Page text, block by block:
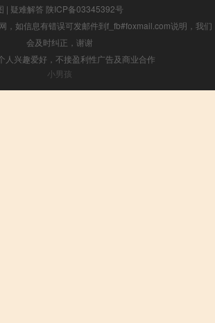
| 疑难解答 陕ICP备03345392号
，如信息有错误可发邮件到f_fb#foxmail.com说明，我们
会及时纠正，谢谢
人兴趣爱好，不接盈利性广告及商业合作
小男孩